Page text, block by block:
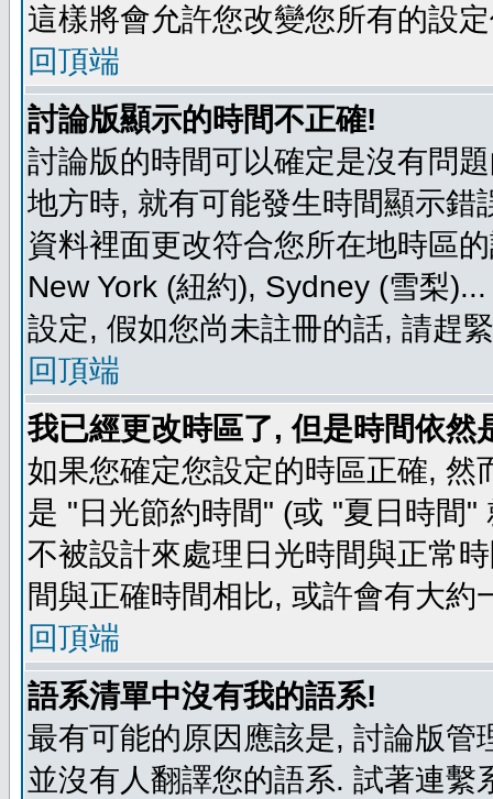
這樣將會允許您改變您所有的設
回頂端
討論版顯示的時間不正確!
討論版的時間可以確定是沒有問
地方時, 就有可能發生時間顯示
資料裡面更改符合您所在地時區
New York (紐約), Sydney (雪梨
設定, 假如您尚未註冊的話, 請趕
回頂端
我已經更改時區了, 但是時間依然
如果您確定您設定的時區正確,
是 "日光節約時間" (或 "夏日時間
不被設計來處理日光時間與正常
間與正確時間相比, 或許會有大約
回頂端
語系清單中沒有我的語系!
最有可能的原因應該是, 討論版
並沒有人翻譯您的語系. 試著連